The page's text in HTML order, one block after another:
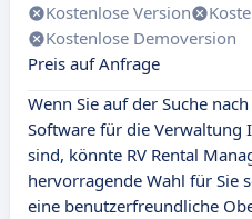
Kostenlose Version
Kostenlose Demoversion
Preis auf Anfrage
Wenn Sie auf der Suche
Software für die
sind, könnte RV Rental
hervorragende Wahl für Sie
eine benutzerfreundliche